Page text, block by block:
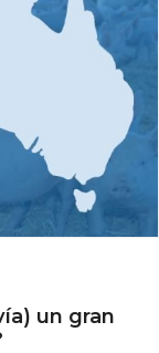
un gran